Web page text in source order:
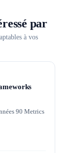
par
à vos
90 Metrics